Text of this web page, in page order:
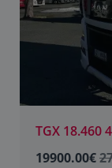
TGX 18.460
19900.00€